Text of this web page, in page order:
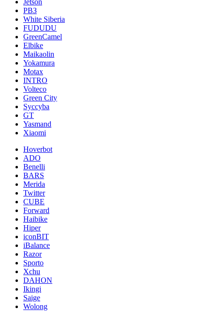
РВЗ
White Siberia
FUDUDU
GreenCamel
Elbike
Maikaolin
Yokamura
Motax
INTRO
Volteco
Green City
Syccyba
GT
Yasmand
Xiaomi
Hoverbot
ADO
Benelli
BARS
Merida
Twitter
CUBE
Forward
Haibike
Hiper
iconBIT
iBalance
Razor
Sporto
Xchu
DAHON
Ikingi
Saige
Wolong